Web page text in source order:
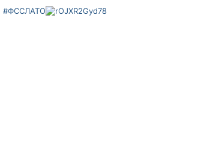
#ФССЛАТО